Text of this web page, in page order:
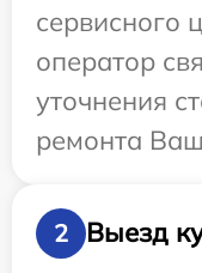
сервисного
оператор
уточнения
ремонта
2
Выезд